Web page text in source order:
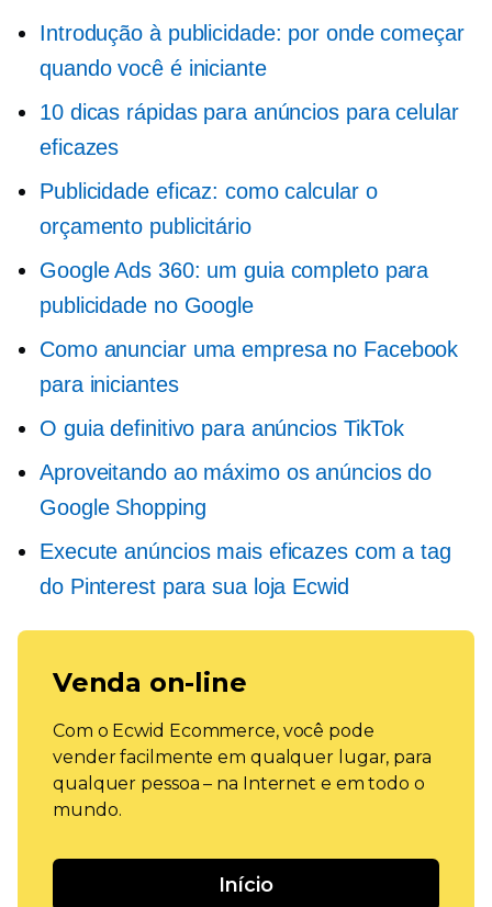
Introdução à publicidade: por onde começar
quando você é iniciante
10 dicas rápidas para anúncios para celular
eficazes
Publicidade eficaz: como calcular o
orçamento publicitário
Google Ads 360: um guia completo para
publicidade no Google
Como anunciar uma empresa no Facebook
para iniciantes
O guia definitivo para anúncios TikTok
Aproveitando ao máximo os anúncios do
Google Shopping
Execute anúncios mais eficazes com a tag
do Pinterest para sua loja Ecwid
Venda on-line
Com o Ecwid Ecommerce, você pode
vender facilmente em qualquer lugar, para
qualquer pessoa – na Internet e em todo o
mundo.
Início